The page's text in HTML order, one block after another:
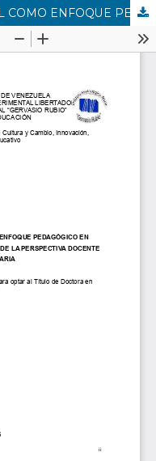
EDUCACIÓN INTERCULTURAL COMO ENFOQUE PEDAGÓGICO EN FOMENTO DE LA CONVIVENCIA ESCOLAR, DESDE LA PERSPECTIVA DOCENTE EN BÁSICA SECUNDARIA